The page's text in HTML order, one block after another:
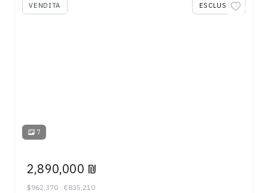
VENDITA ESCLUSIVA
7
2,890,000 ₪
$962,370 · €835,210